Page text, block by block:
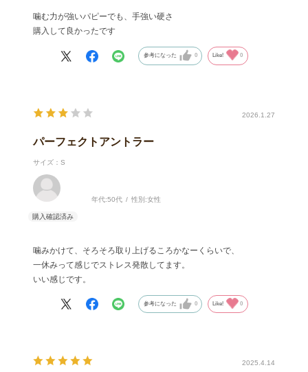
噛む力が強いパピーでも、手強い硬さ
購入して良かったです
参考になった 0 Like! 0
2026.1.27
パーフェクトアントラー
サイズ：S
年代:50代 性別:女性
噛みかけて、そろそろ取り上げるころかなーくらいで、
一休みって感じでストレス発散してます。
いい感じです。
参考になった 0 Like! 0
2025.4.14